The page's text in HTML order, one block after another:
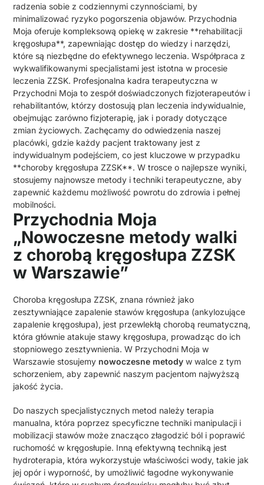
radzenia sobie z codziennymi czynnościami, by
minimalizować ryzyko pogorszenia objawów. Przychodnia
Moja oferuje kompleksową opiekę w zakresie **rehabilitacji
kręgosłupa**, zapewniając dostęp do wiedzy i narzędzi,
które są niezbędne do efektywnego leczenia. Współpraca z
wykwalifikowanymi specjalistami jest istotna w procesie
leczenia ZZSK. Profesjonalna kadra terapeutyczna w
Przychodni Moja to zespół doświadczonych fizjoterapeutów i
rehabilitantów, którzy dostosują plan leczenia indywidualnie,
obejmując zarówno fizjoterapię, jak i porady dotyczące
zmian życiowych. Zachęcamy do odwiedzenia naszej
placówki, gdzie każdy pacjent traktowany jest z
indywidualnym podejściem, co jest kluczowe w przypadku
**choroby kręgosłupa ZZSK**. W trosce o najlepsze wyniki,
stosujemy najnowsze metody i techniki terapeutyczne, aby
zapewnić każdemu możliwość powrotu do zdrowia i pełnej
mobilności.
Przychodnia Moja
„Nowoczesne metody walki
z chorobą kręgosłupa ZZSK
w Warszawie”
Choroba kręgosłupa ZZSK, znana również jako
zesztywniające zapalenie stawów kręgosłupa (ankylozujące
zapalenie kręgosłupa), jest przewlekłą chorobą reumatyczną,
która głównie atakuje stawy kręgosłupa, prowadząc do ich
stopniowego zesztywnienia. W Przychodni Moja w
Warszawie stosujemy nowoczesne metody w walce z tym
schorzeniem, aby zapewnić naszym pacjentom najwyższą
jakość życia.
Do naszych specjalistycznych metod należy terapia
manualna, która poprzez specyficzne techniki manipulacji i
mobilizacji stawów może znacząco złagodzić ból i poprawić
ruchomość w kręgosłupie. Inną efektywną techniką jest
hydroterapia, która wykorzystuje właściwości wody, takie jak
jej opór i wyporność, by umożliwić łagodne wykonywanie